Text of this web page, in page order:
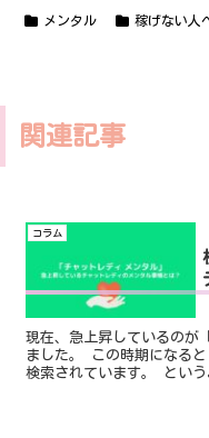
メンタル 稼げない人
関連記事
コラム
現在、急上昇しているのが
ました。 この時期になると「チャットレディ 確定申告」は頻繁に
検索されています。 とい